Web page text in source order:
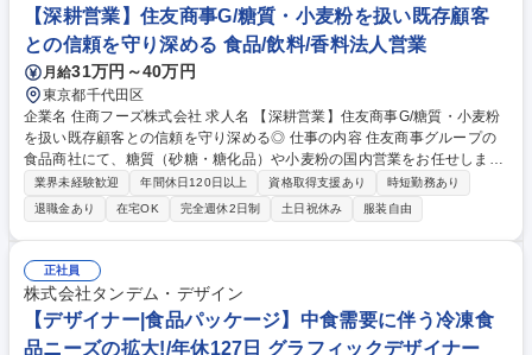
舗を担当。テイクアウト業態のため１店舗の出勤人数は１日５～８名程度
と管理しやすく、オーナー様や店長との対話に注力できる環境です。 募集
職種 【岡山/中食店舗SV候補】東証スタンダード上場グループ/早期のキャ
リア形成可能
【深耕営業】住友商事G/糖質・小麦粉を扱い既存顧客
との信頼を守り深める 食品/飲料/香料法人営業
月給31万円～40万円
東京都千代田区
企業名 住商フーズ株式会社 求人名 【深耕営業】住友商事G/糖質・小麦粉
を扱い既存顧客との信頼を守り深める◎ 仕事の内容 住友商事グループの
食品商社にて、糖質（砂糖・糖化品）や小麦粉の国内営業をお任せしま
す。既存顧客への深耕営業が中心ですが、将来的に海外工場視察や三国間
貿易などグローバルな経験も積める環境です 【国内サプライヤー】精糖、
小麦粉（ホットケーキミックスの粉や、種子島のプレミアムなさとうきび
を使った砂糖など）【顧客】客先（問屋、パン/お菓子メーカーなど）【特
徴】砂糖は政府のコントロール下の食品のため、業界の中でも重要な商材
です。レシピが変わらない限り基本的にずっとお使いいただけるため、既
存顧客への深耕営業がメイン。駐在地は東京となり、国内出張を通じて東
日本を中心に全国を担当いただきます。 募集職種 【深耕営業】住友商事
G/糖質・小麦粉を扱い既存顧客との信頼を守り深める◎
業界未経験歓迎 年間休日120日以上 資格取得支援あり
時短勤務あり
退職金あり
在宅OK 完全週休2日制 土日祝休み 服装自由
正社員
株式会社タンデム・デザイン
【デザイナー|食品パッケージ】中食需要に伴う冷凍食
品ニーズの拡大!/年休127日 グラフィックデザイナー